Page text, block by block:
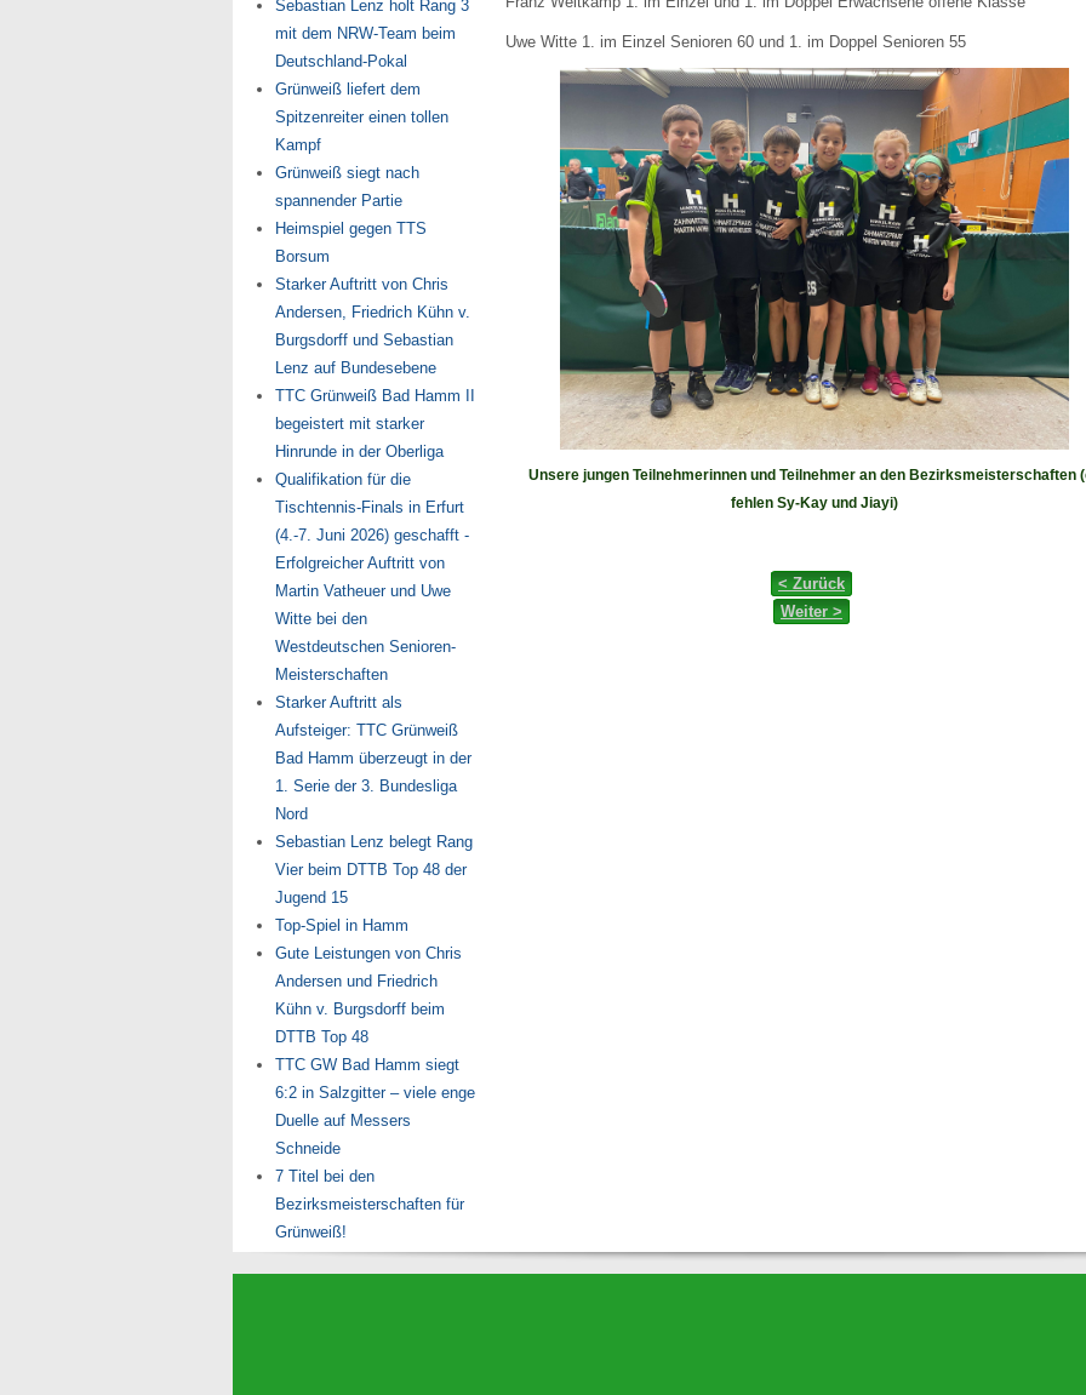
Uwe Witte 1. im Einzel Senioren 60 und 1. im Doppel Senioren 55
Unsere jungen Teilnehmerinnen und Teilnehmer an den Bezirksmeisterschaften
fehlen Sy-Kay und Jiayi)
< Zurück
Weiter >
Sebastian Lenz holt Rang 3
mit dem NRW-Team beim
Deutschland-Pokal
Grünweiß liefert dem
Spitzenreiter einen tollen
Kampf
Grünweiß siegt nach
spannender Partie
Heimspiel gegen TTS
Borsum
Starker Auftritt von Chris
Andersen, Friedrich Kühn v.
Burgsdorff und Sebastian
Lenz auf Bundesebene
TTC Grünweiß Bad Hamm II
begeistert mit starker
Hinrunde in der Oberliga
Qualifikation für die
Tischtennis-Finals in Erfurt
(4.-7. Juni 2026) geschafft -
Erfolgreicher Auftritt von
Martin Vatheuer und Uwe
Witte bei den
Westdeutschen Senioren-
Meisterschaften
Starker Auftritt als
Aufsteiger: TTC Grünweiß
Bad Hamm überzeugt in der
1. Serie der 3. Bundesliga
Nord
Sebastian Lenz belegt Rang
Vier beim DTTB Top 48 der
Jugend 15
Top-Spiel in Hamm
Gute Leistungen von Chris
Andersen und Friedrich
Kühn v. Burgsdorff beim
DTTB Top 48
TTC GW Bad Hamm siegt
6:2 in Salzgitter – viele enge
Duelle auf Messers
Schneide
7 Titel bei den
Bezirksmeisterschaften für
Grünweiß!